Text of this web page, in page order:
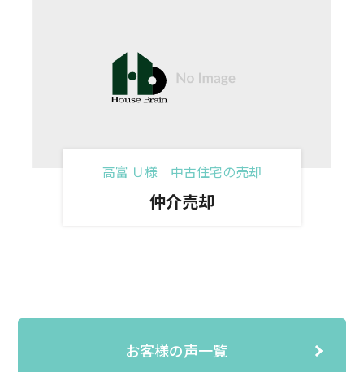
高富 Ｕ様 中古住宅の売却
仲介売却
お客様の声一覧